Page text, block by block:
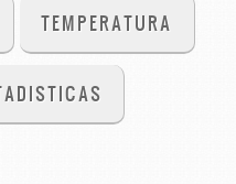
TEMPERATURA